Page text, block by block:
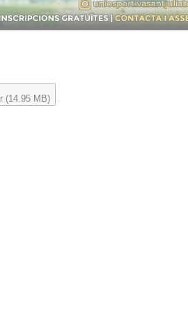
(14.95 MB)